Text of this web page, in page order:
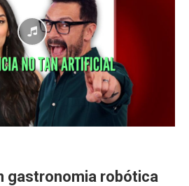
gastronomia robótica